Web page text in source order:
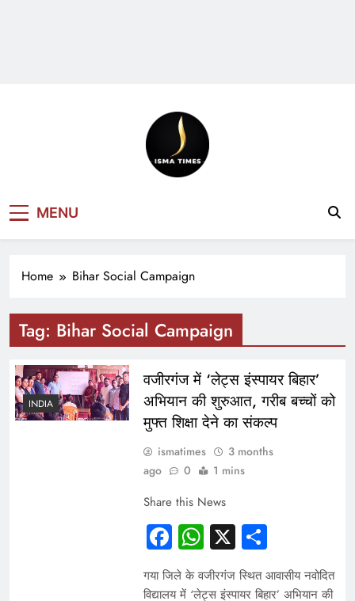
NEWS
MENU
Home Bihar Social Campaign
Tag: Bihar Social Campaign
INDIA
वजीरगंज में ‘लेट्स इंस्पायर बिहार’
अभियान की शुरुआत, गरीब बच्चों को
मुफ्त शिक्षा देने का संकल्प
ismatimes
3 months
ago
0 1 mins
Share this News
Facebook
WhatsApp
X Share
गया जिले के वजीरगंज स्थित आवासीय नवोदित
विद्यालय में ‘लेट्स इंस्पायर बिहार’ अभियान की